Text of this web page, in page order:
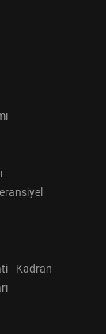
- Kadran